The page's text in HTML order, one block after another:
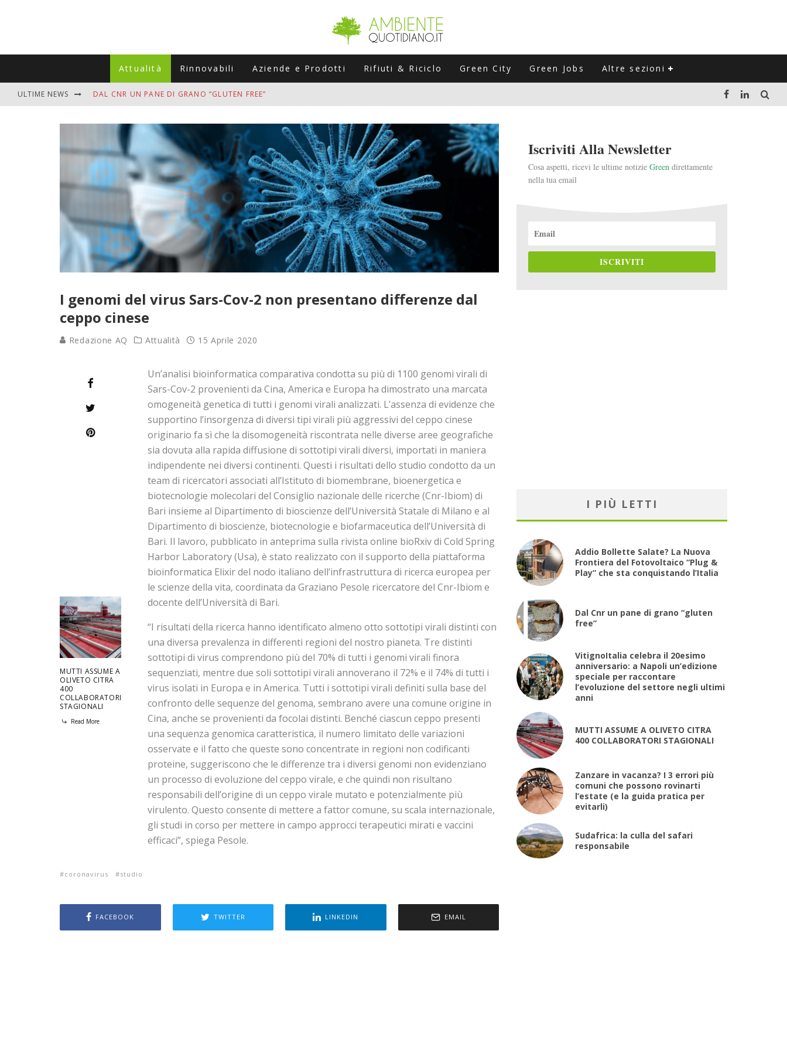
Attualità Rinnovabili Aziende e Prodotti Rifiuti & Riciclo Green City Green Jobs Altre sezioni
ULTIME NEWS DAL CNR UN PANE DI GRANO “GLUTEN FREE”
MUTTI ASSUME A OLIVETO CITRA 400 COLLABORATORI STAGIONALI
ZANZARE IN VACANZA? I 3 ERRORI PIÙ COMUNI CHE POSSONO ROVINARTI L’ESTATE (E LA GUIDA PRATICA PER EVITARLI)
ADDIO BOLLETTE SALATE? LA NUOVA FRONTIERA DEL FOTOVOLTAICO "PLUG & PLAY" CHE STA CONQUISTANDO L'ITALIA
I genomi del virus Sars-Cov-2 non presentano differenze dal
ceppo cinese
Redazione AQ Attualità 15 Aprile 2020
MUTTI ASSUME A
OLIVETO CITRA
400
COLLABORATORI
STAGIONALI
Read More
Un’analisi bioinformatica comparativa condotta su più di 1100 genomi virali di
Sars-Cov-2 provenienti da Cina, America e Europa ha dimostrato una marcata
omogeneità genetica di tutti i genomi virali analizzati. L’assenza di evidenze che
supportino l’insorgenza di diversi tipi virali più aggressivi del ceppo cinese
originario fa sì che la disomogeneità riscontrata nelle diverse aree geografiche
sia dovuta alla rapida diffusione di sottotipi virali diversi, importati in maniera
indipendente nei diversi continenti. Questi i risultati dello studio condotto da un
team di ricercatori associati all’Istituto di biomembrane, bioenergetica e
biotecnologie molecolari del Consiglio nazionale delle ricerche (Cnr-Ibiom) di
Bari insieme al Dipartimento di bioscienze dell’Università Statale di Milano e al
Dipartimento di bioscienze, biotecnologie e biofarmaceutica dell’Università di
Bari. Il lavoro, pubblicato in anteprima sulla rivista online bioRxiv di Cold Spring
Harbor Laboratory (Usa), è stato realizzato con il supporto della piattaforma
bioinformatica Elixir del nodo italiano dell’infrastruttura di ricerca europea per
le scienze della vita, coordinata da Graziano Pesole ricercatore del Cnr-Ibiom e
docente dell’Università di Bari.
“I risultati della ricerca hanno identificato almeno otto sottotipi virali distinti con
una diversa prevalenza in differenti regioni del nostro pianeta. Tre distinti
sottotipi di virus comprendono più del 70% di tutti i genomi virali finora
sequenziati, mentre due soli sottotipi virali annoverano il 72% e il 74% di tutti i
virus isolati in Europa e in America. Tutti i sottotipi virali definiti sulla base del
confronto delle sequenze del genoma, sembrano avere una comune origine in
Cina, anche se provenienti da focolai distinti. Benché ciascun ceppo presenti
una sequenza genomica caratteristica, il numero limitato delle variazioni
osservate e il fatto che queste sono concentrate in regioni non codificanti
proteine, suggeriscono che le differenze tra i diversi genomi non evidenziano
un processo di evoluzione del ceppo virale, e che quindi non risultano
responsabili dell’origine di un ceppo virale mutato e potenzialmente più
virulento. Questo consente di mettere a fattor comune, su scala internazionale,
gli studi in corso per mettere in campo approcci terapeutici mirati e vaccini
efficaci”, spiega Pesole.
coronavirus studio
FACEBOOK TWITTER LINKEDIN EMAIL
Iscriviti Alla Newsletter
Cosa aspetti, ricevi le ultime notizie Green direttamente
nella tua email
ISCRIVITI
I PIÙ LETTI
Addio Bollette Salate? La Nuova
Frontiera del Fotovoltaico “Plug &
Play” che sta conquistando l’Italia
Dal Cnr un pane di grano “gluten
free”
VitignoItalia celebra il 20esimo
anniversario: a Napoli un’edizione
speciale per raccontare
l’evoluzione del settore negli ultimi
anni
MUTTI ASSUME A OLIVETO CITRA
400 COLLABORATORI STAGIONALI
Zanzare in vacanza? I 3 errori più
comuni che possono rovinarti
l’estate (e la guida pratica per
evitarli)
Sudafrica: la culla del safari
responsabile